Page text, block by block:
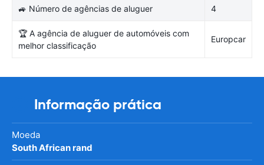
🚙 Número de agências de aluguer 4
🏆 A agência de aluguer de automóveis com
melhor classificação
Europcar
Informação prática
Moeda
South African rand